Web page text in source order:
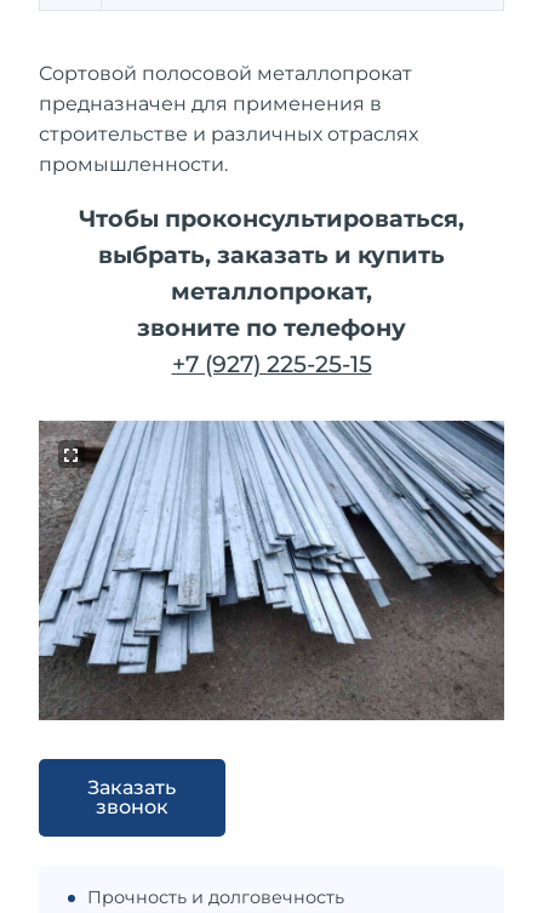
Сортовой полосовой металлопрокат
предназначен для применения в
строительстве и различных отраслях
промышленности.
Чтобы проконсультироваться,
выбрать, заказать и купить
металлопрокат,
звоните по телефону
+7 (927) 225-25-15
Заказать
звонок
Прочность и долговечность